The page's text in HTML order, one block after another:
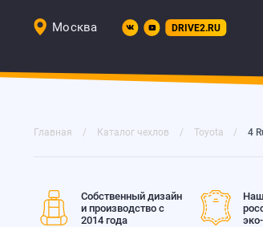
Москва DRIVE2.RU
Главная Каталог чехлов Toyota 4
Собственный дизайн
и производство с
2014 года